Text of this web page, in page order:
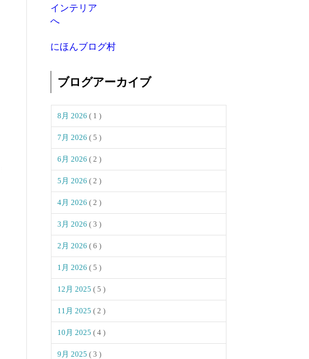
にほんブログ村
ブログアーカイブ
8月 2026 ( 1 )
7月 2026 ( 5 )
6月 2026 ( 2 )
5月 2026 ( 2 )
4月 2026 ( 2 )
3月 2026 ( 3 )
2月 2026 ( 6 )
1月 2026 ( 5 )
12月 2025 ( 5 )
11月 2025 ( 2 )
10月 2025 ( 4 )
9月 2025 ( 3 )